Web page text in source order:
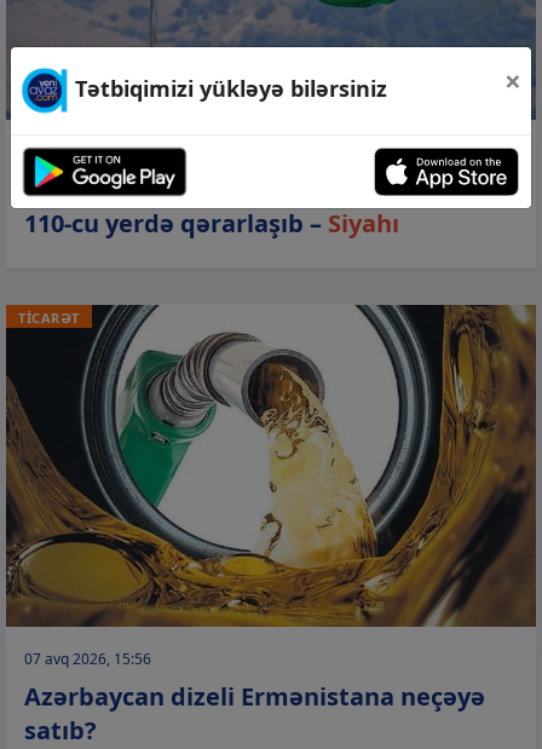
07 avq 2026, 18:09
Azərbaycan “Qlobal Sülh İndeksi”ndə
110-cu yerdə qərarlaşıb – Siyahı
TİCARƏT
07 avq 2026, 15:56
Azərbaycan dizeli Ermənistana neçəyə
satıb?
Tətbiqimizi yükləyə bilərsiniz ×